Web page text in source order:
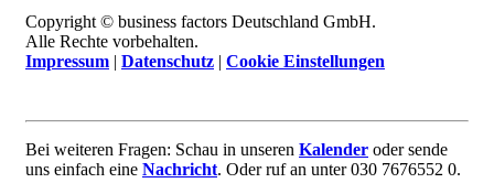
Copyright © business factors Deutschland GmbH.
Alle Rechte vorbehalten.
Impressum | Datenschutz | Cookie Einstellungen
Bei weiteren Fragen: Schau in unseren Kalender oder sende
uns einfach eine Nachricht. Oder ruf an unter 030 7676552 0.